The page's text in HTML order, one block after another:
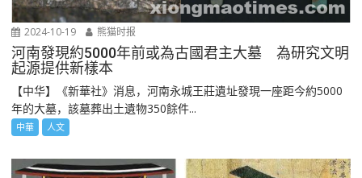
2024-10-19 熊猫时报
河南發現約5000年前或為古國君主大墓 為研究文明
起源提供新樣本
【中华】《新華社》消息，河南永城王莊遺址發現一座距今約5000
年的大墓，該墓葬出土遺物350餘件...
中華 人文